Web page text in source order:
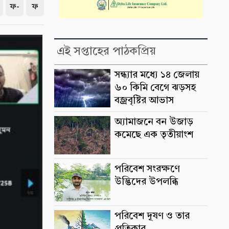
ফ- ফ
এই সপ্তাহের পাঠকপ্রিয়
সন্ধ্যার মধ্যে ১৪ জেলায়
৬০ কিমি বেগে ঝড়সহ
বজ্রবৃষ্টির আভাস
অ্যামাজনে বন উজাড়
কমেছে এক তৃতীয়াংশ
পরিবেশ সংরক্ষণে
উদ্ভিদের উপলব্ধি
পরিবেশ দূষণ ও তার